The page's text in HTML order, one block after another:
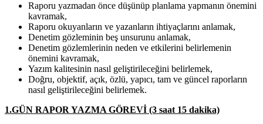
Raporu yazmadan önce düşünüp planlama yapmanın önemini
kavramak,
Raporu okuyanların ve yazanların ihtiyaçlarını anlamak,
Denetim gözleminin beş unsurunu anlamak,
Denetim gözlemlerinin neden ve etkilerini belirlemenin
önemini kavramak,
Yazım kalitesinin nasıl geliştirileceğini belirlemek,
Doğru, objektif, açık, özlü, yapıcı, tam ve güncel raporların
nasıl geliştirileceğini belirlemek.
1.GÜN RAPOR YAZMA GÖREVİ (3 saat 15 dakika)